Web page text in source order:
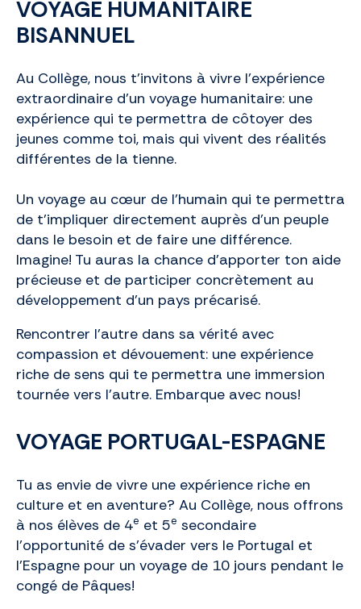
VOYAGE HUMANITAIRE
BISANNUEL
Au Collège, nous t’invitons à vivre l’expérience
extraordinaire d’un voyage humanitaire: une
expérience qui te permettra de côtoyer des
jeunes comme toi, mais qui vivent des réalités
différentes de la tienne.
Un voyage au cœur de l’humain qui te permettra
de t’impliquer directement auprès d’un peuple
dans le besoin et de faire une différence.
Imagine! Tu auras la chance d’apporter ton aide
précieuse et de participer concrètement au
développement d’un pays précarisé.
Rencontrer l’autre dans sa vérité avec
compassion et dévouement: une expérience
riche de sens qui te permettra une immersion
tournée vers l’autre. Embarque avec nous!
VOYAGE PORTUGAL-ESPAGNE
Tu as envie de vivre une expérience riche en
culture et en aventure? Au Collège, nous offrons
à nos élèves de 4e et 5e secondaire
l’opportunité de s’évader vers le Portugal et
l’Espagne pour un voyage de 10 jours pendant le
congé de Pâques!